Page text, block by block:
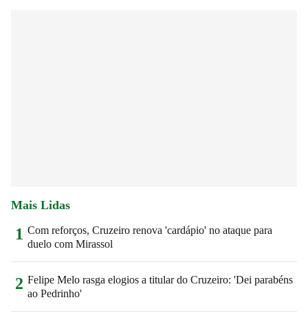
Mais Lidas
1 Com reforços, Cruzeiro renova 'cardápio' no ataque para
duelo com Mirassol
2 Felipe Melo rasga elogios a titular do Cruzeiro: 'Dei parabéns
ao Pedrinho'